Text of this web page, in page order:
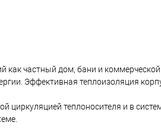
как частный дом, бани и
Эффективная теплоизоляция
теплоносителя и в